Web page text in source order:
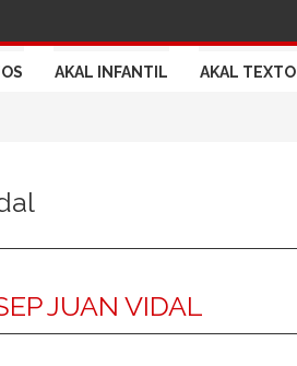
AKAL INFANTIL AKAL TEXTO
JUAN VIDAL